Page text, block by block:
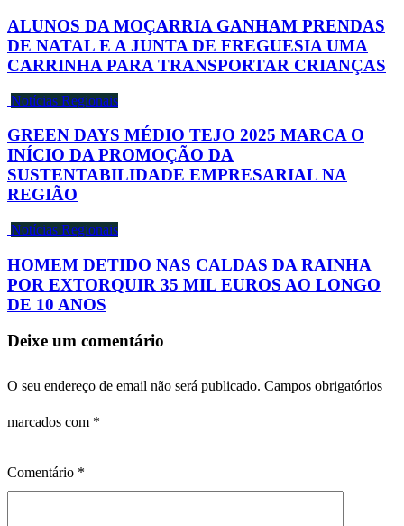
ALUNOS DA MOÇARRIA GANHAM PRENDAS
DE NATAL E A JUNTA DE FREGUESIA UMA
CARRINHA PARA TRANSPORTAR CRIANÇAS
Notícias Regionais
GREEN DAYS MÉDIO TEJO 2025 MARCA O
INÍCIO DA PROMOÇÃO DA
SUSTENTABILIDADE EMPRESARIAL NA
REGIÃO
Notícias Regionais
HOMEM DETIDO NAS CALDAS DA RAINHA
POR EXTORQUIR 35 MIL EUROS AO LONGO
DE 10 ANOS
Deixe um comentário
O seu endereço de email não será publicado. Campos obrigatórios
marcados com *
Comentário *